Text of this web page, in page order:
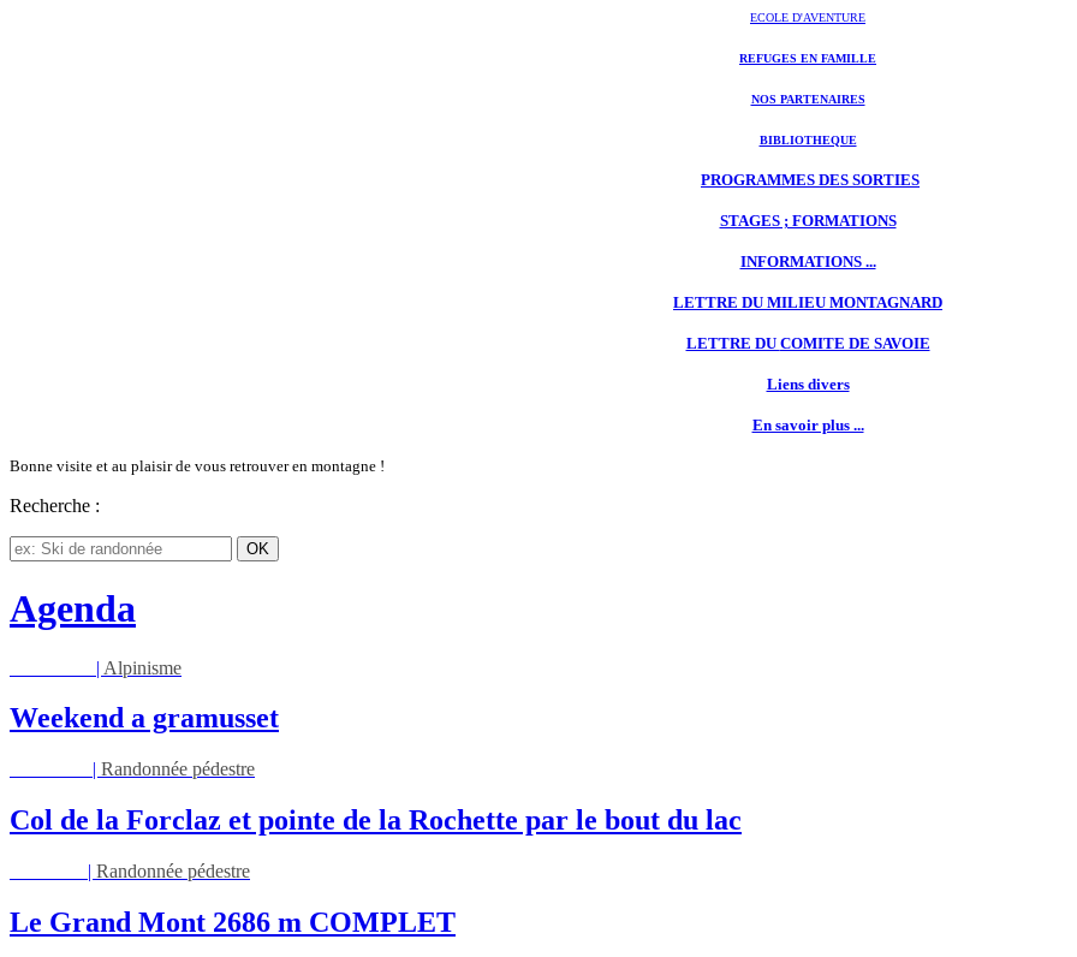
ECOLE D'AVENTURE
REFUGES EN FAMILLE
NOS PARTENAIRES
BIBLIOTHEQUE
PROGRAMMES DES SORTIES
STAGES ; FORMATIONS
INFORMATIONS ...
LETTRE DU MILIEU MONTAGNARD
LETTRE DU COMITE DE SAVOIE
Liens divers
En savoir plus ...
Bonne visite et au plaisir de vous retrouver en montagne !
Recherche :
Agenda
| Alpinisme
Weekend a gramusset
| Randonnée pédestre
Col de la Forclaz et pointe de la Rochette par le bout du lac
| Randonnée pédestre
Le Grand Mont 2686 m COMPLET